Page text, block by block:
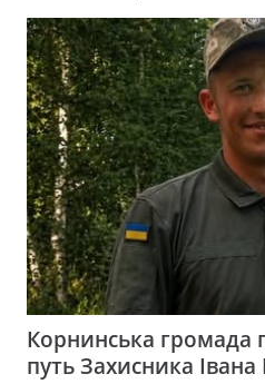
Корнинська громада
путь Захисника